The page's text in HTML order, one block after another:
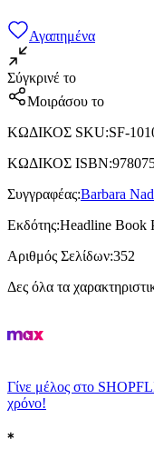
Αγαπημένα
Σύγκρινέ το
Μοιράσου το
ΚΩΔΙΚΟΣ SKU:SF-
ΚΩΔΙΚΟΣ ISBN:
Συγγραφέας:Barbara
Εκδότης:Headline Book
Αριθμός Σελίδων:352
Δες όλα τα
Γίνε μέλος στο
χρόνο!